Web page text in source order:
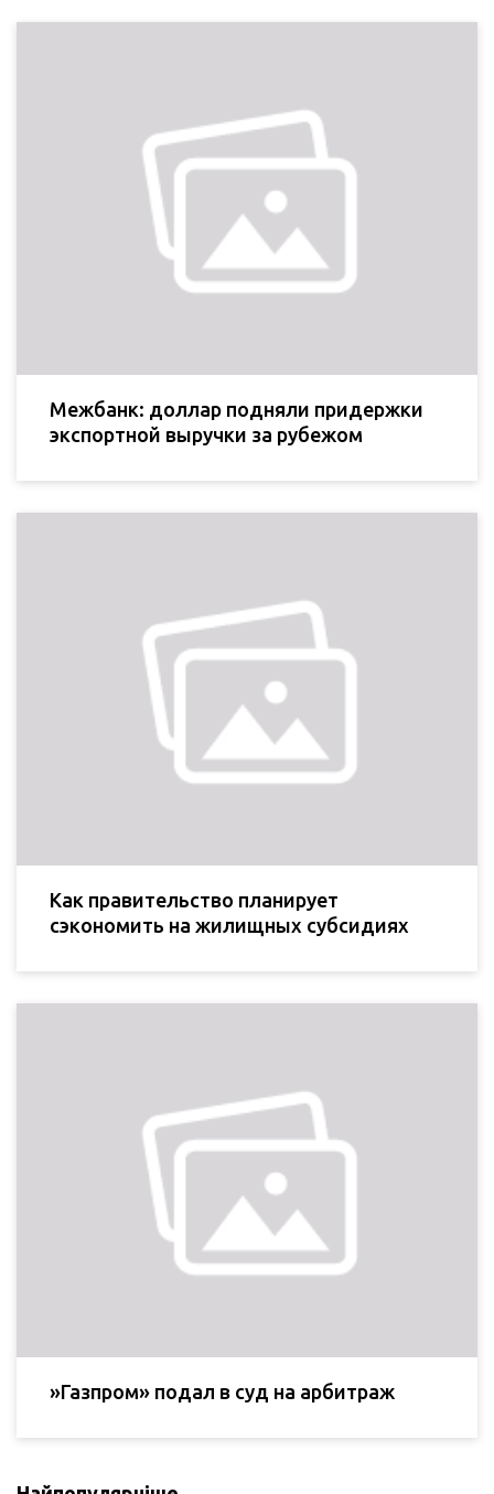
Межбанк: доллар подняли придержки
экспортной выручки за рубежом
Как правительство планирует
сэкономить на жилищных субсидиях
»Газпром» подал в суд на арбитраж